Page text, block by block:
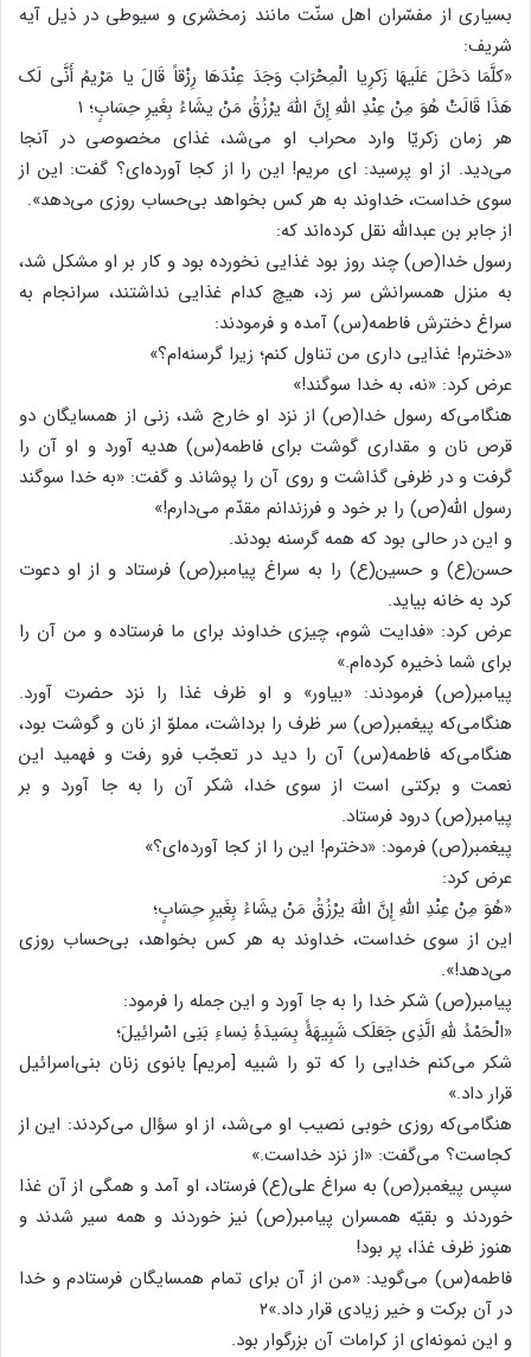
بسیاری از مفسّران اهل سنّت مانند زمخشری و سیوطی در ذیل آیه
شریف:
«کلَّمَا دَخَلَ عَلَیهَا زَکرِیا الْمِحْرَابَ وَجَدَ عِنْدَهَا رِزْقاً قَالَ یا مَرْیمُ أَنَّی لَک
هَذَا قَالَتْ هُوَ مِنْ عِنْدِ اللهِ إِنَّ اللهَ یرْزُقُ مَنْ یشَاءُ بِغَیرِ حِسَابٍ؛ ۱
هر زمان زکریّا وارد محراب او می‌شد، غذای مخصوصی در آنجا
می‌دید. از او پرسید: ای مریم! این را از کجا آورده‌ای؟ گفت: این از
سوی خداست، خداوند به هر کس بخواهد بی‌حساب روزی می‌دهد».
از جابر بن عبدالله نقل کرده‌اند که:
رسول خدا(ص) چند روز بود غذایی نخورده بود و کار بر او مشکل شد،
به منزل همسرانش سر زد، هیچ کدام غذایی نداشتند، سرانجام به
سراغ دخترش فاطمه(س) آمده و فرمودند:
«دخترم! غذایی داری من تناول کنم؛ زیرا گرسنه‌ام؟»
عرض کرد: «نه، به خدا سوگند!»
هنگامی‌که رسول خدا(ص) از نزد او خارج شد، زنی از همسایگان دو
قرص نان و مقداری گوشت برای فاطمه(س) هدیه آورد و او آن را
گرفت و در ظرفی گذاشت و روی آن را پوشاند و گفت: «به خدا سوگند
رسول الله(ص) را بر خود و فرزندانم مقدّم می‌دارم!»
و این در حالی بود که همه گرسنه بودند.
حسن(ع) و حسین(ع) را به سراغ پیامبر(ص) فرستاد و از او دعوت
کرد به خانه بیاید.
عرض کرد: «فدایت شوم، چیزی خداوند برای ما فرستاده و من آن را
برای شما ذخیره کرده‌ام.»
پیامبر(ص) فرمودند: «بیاور» و او ظرف غذا را نزد حضرت آورد.
هنگامی‌که پیغمبر(ص) سر ظرف را برداشت، مملوّ از نان و گوشت بود،
هنگامی‌که فاطمه(س) آن را دید در تعجّب فرو رفت و فهمید این
نعمت و برکتی است از سوی خدا، شکر آن را به جا آورد و بر
پیامبر(ص) درود فرستاد.
پیغمبر(ص) فرمود: «دخترم! این را از کجا آورده‌ای؟»
عرض کرد:
«هُوَ مِنْ عِنْدِ اللهِ إِنَّ اللهَ یرْزُقُ مَنْ یشَاءُ بِغَیرِ حِسَابٍ؛
این از سوی خداست، خداوند به هر کس بخواهد، بی‌حساب روزی
می‌دهد!».
پیامبر(ص) شکر خدا را به جا آورد و این جمله را فرمود:
«الْحَمْدُ للهِ الَّذِی جَعَلَک شَبِیهَۀً بِسَیدَۀِ نِساءِ بَنِی اسْرائِیلَ؛
شکر می‌کنم خدایی را که تو را شبیه [مریم] بانوی زنان بنی‌اسرائیل
قرار داد.»
هنگامی‌که روزی خوبی نصیب او می‌شد، از او سؤال می‌کردند: این از
کجاست؟ می‌گفت: «از نزد خداست.»
سپس پیغمبر(ص) به سراغ علی(ع) فرستاد، او آمد و همگی از آن غذا
خوردند و بقیّه همسران پیامبر(ص) نیز خوردند و همه سیر شدند و
هنوز ظرف غذا، پر بود!
فاطمه(س) می‌گوید: «من از آن برای تمام همسایگان فرستادم و خدا
در آن برکت و خیر زیادی قرار داد.»۲
و این نمونه‌ای از کرامات آن بزرگوار بود.